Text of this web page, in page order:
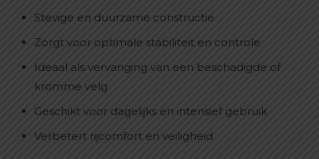
Stevige en duurzame constructie
Zorgt voor optimale stabiliteit en controle
Ideaal als vervanging van een beschadigde of
kromme velg
Geschikt voor dagelijks en intensief gebruik
Verbetert rijcomfort en veiligheid